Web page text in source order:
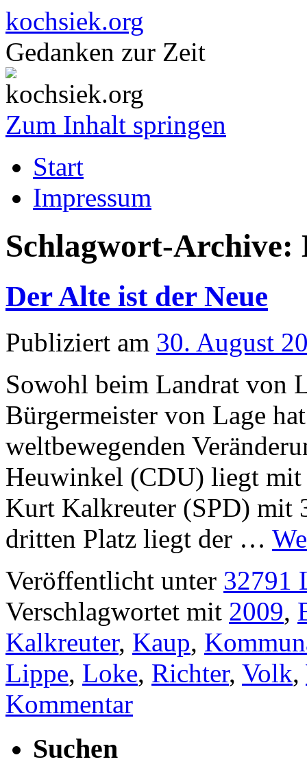
kochsiek.org
Gedanken zur Zeit
Zum Inhalt springen
Start
Impressum
Schlagwort-Archive:
Der Alte ist der Neue
Publiziert am 30. August
Sowohl beim Landrat von
Bürgermeister von Lage
weltbewegenden
Heuwinkel (CDU) liegt mit
Kurt Kalkreuter (SPD) mit
dritten Platz liegt der …
Veröffentlicht unter 32791
Verschlagwortet mit 2009,
Kalkreuter, Kaup,
Lippe, Loke, Richter, Volk,
Kommentar
Suchen